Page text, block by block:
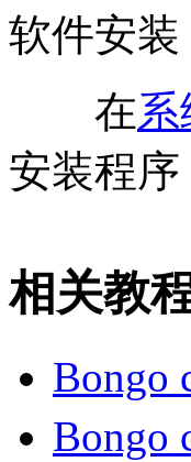
软件安装
在
安装程
相关教
Bongo
Bongo